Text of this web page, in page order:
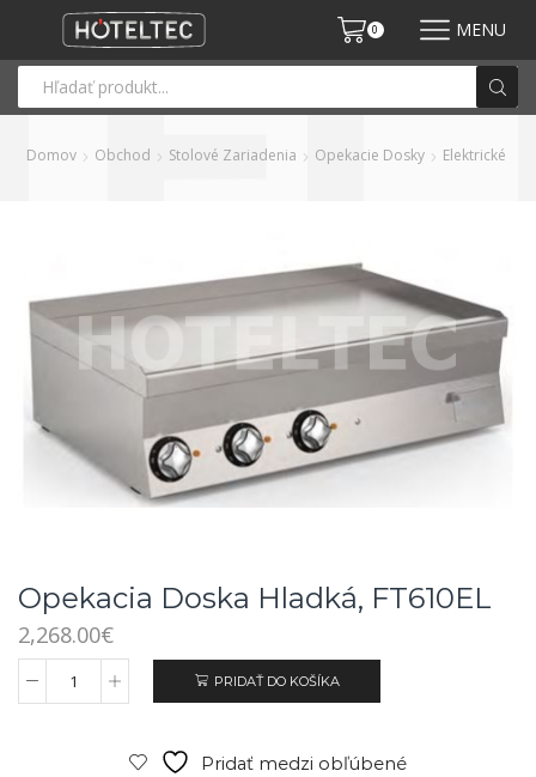
0 MENU
Domov Obchod Stolové Zariadenia Opekacie Dosky Elektrické
Opekacia Doska Hladká, FT610EL
2,268.00€
PRIDAŤ DO KOŠÍKA
Pridať medzi obľúbené